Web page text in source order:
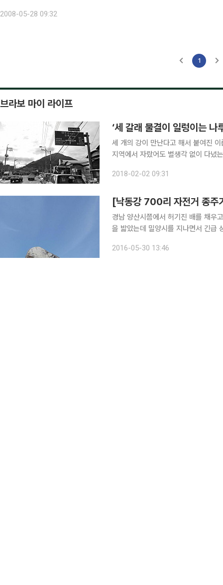
2008-05-28 09:32
1
브라보 마이 라이프
‘세 갈래 물결이 일렁이는 나
세 개의 강이 만난다고 해서 붙여진
지역에서 자랐어도 별생각 없이 다녔
다가왔다. 행정구역상 밀양 내에 있는
2018-02-02 09:31
경남 양산시쯤에서 허기진 배를 채우
을 밟았는데 밀양시를 지나면서 긴급
원을 뒤에 달고 밀양시 삼랑진읍까지
2016-05-30 13:46